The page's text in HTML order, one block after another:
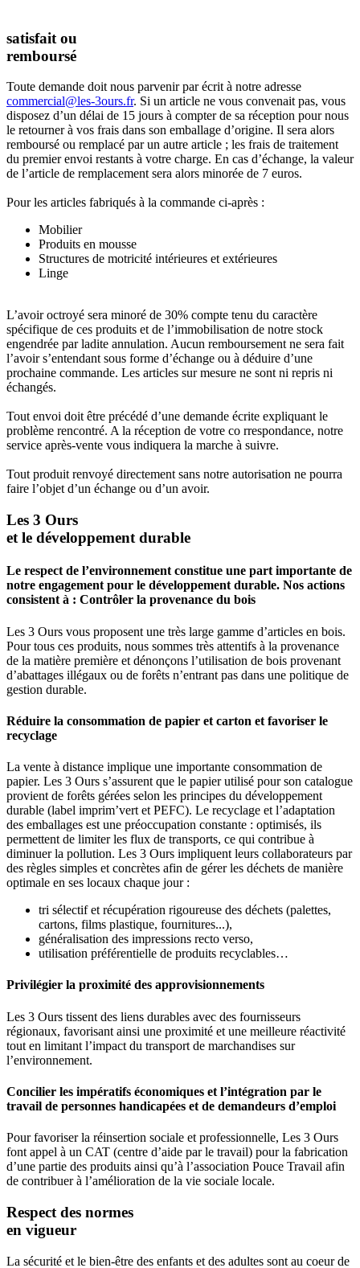
satisfait ou
remboursé
Toute demande doit nous parvenir par écrit à notre adresse
commercial@les-3ours.fr. Si un article ne vous convenait pas, vous
disposez d’un délai de 15 jours à compter de sa réception pour nous
le retourner à vos frais dans son emballage d’origine. Il sera alors
remboursé ou remplacé par un autre article ; les frais de traitement
du premier envoi restants à votre charge. En cas d’échange, la valeur
de l’article de remplacement sera alors minorée de 7 euros.
Pour les articles fabriqués à la commande ci-après :
Mobilier
Produits en mousse
Structures de motricité intérieures et extérieures
Linge
L’avoir octroyé sera minoré de 30% compte tenu du caractère
spécifique de ces produits et de l’immobilisation de notre stock
engendrée par ladite annulation. Aucun remboursement ne sera fait
l’avoir s’entendant sous forme d’échange ou à déduire d’une
prochaine commande. Les articles sur mesure ne sont ni repris ni
échangés.
Tout envoi doit être précédé d’une demande écrite expliquant le
problème rencontré. A la réception de votre co rrespondance, notre
service après-vente vous indiquera la marche à suivre.
Tout produit renvoyé directement sans notre autorisation ne pourra
faire l’objet d’un échange ou d’un avoir.
Les 3 Ours
et le développement durable
Le respect de l’environnement constitue une part importante de
notre engagement pour le développement durable. Nos actions
consistent à : Contrôler la provenance du bois
Les 3 Ours vous proposent une très large gamme d’articles en bois.
Pour tous ces produits, nous sommes très attentifs à la provenance
de la matière première et dénonçons l’utilisation de bois provenant
d’abattages illégaux ou de forêts n’entrant pas dans une politique de
gestion durable.
Réduire la consommation de papier et carton et favoriser le
recyclage
La vente à distance implique une importante consommation de
papier. Les 3 Ours s’assurent que le papier utilisé pour son catalogue
provient de forêts gérées selon les principes du développement
durable (label imprim’vert et PEFC). Le recyclage et l’adaptation
des emballages est une préoccupation constante : optimisés, ils
permettent de limiter les flux de transports, ce qui contribue à
diminuer la pollution. Les 3 Ours impliquent leurs collaborateurs par
des règles simples et concrètes afin de gérer les déchets de manière
optimale en ses locaux chaque jour :
tri sélectif et récupération rigoureuse des déchets (palettes,
cartons, films plastique, fournitures...),
généralisation des impressions recto verso,
utilisation préférentielle de produits recyclables…
Privilégier la proximité des approvisionnements
Les 3 Ours tissent des liens durables avec des fournisseurs
régionaux, favorisant ainsi une proximité et une meilleure réactivité
tout en limitant l’impact du transport de marchandises sur
l’environnement.
Concilier les impératifs économiques et l’intégration par le
travail de personnes handicapées et de demandeurs d’emploi
Pour favoriser la réinsertion sociale et professionnelle, Les 3 Ours
font appel à un CAT (centre d’aide par le travail) pour la fabrication
d’une partie des produits ainsi qu’à l’association Pouce Travail afin
de contribuer à l’amélioration de la vie sociale locale.
Respect des normes
en vigueur
La sécurité et le bien-être des enfants et des adultes sont au coeur de